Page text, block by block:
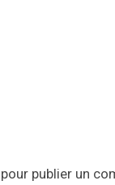
pour publier un